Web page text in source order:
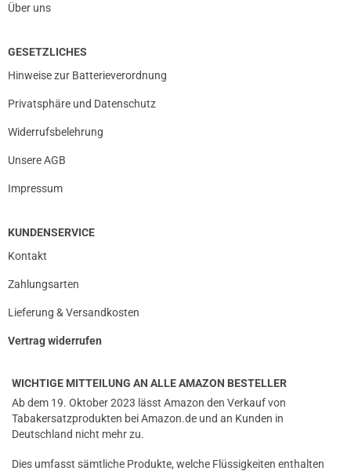
Über uns
GESETZLICHES
Hinweise zur Batterieverordnung
Privatsphäre und Datenschutz
Widerrufsbelehrung
Unsere AGB
Impressum
KUNDENSERVICE
Kontakt
Zahlungsarten
Lieferung & Versandkosten
Vertrag widerrufen
WICHTIGE MITTEILUNG AN ALLE AMAZON BESTELLER
Ab dem 19. Oktober 2023 lässt Amazon den Verkauf von
Tabakersatzprodukten bei Amazon.de und an Kunden in
Deutschland nicht mehr zu.
Dies umfasst sämtliche Produkte, welche Flüssigkeiten enthalten